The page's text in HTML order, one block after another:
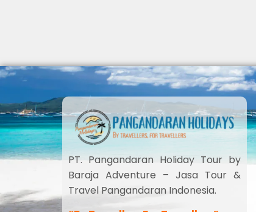
PT. Pangandaran Holiday Tour by
Baraja Adventure – Jasa Tour &
Travel Pangandaran Indonesia.